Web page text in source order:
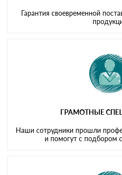
Гарантия своевременной
ГРАМОТНЫЕ
Наши сотрудники прошли
и помогут с подбором